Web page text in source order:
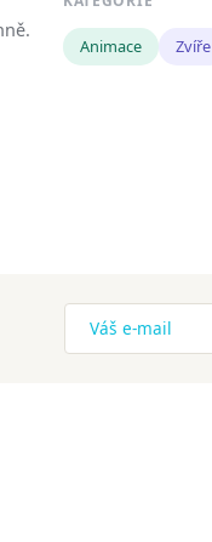
Animace Zvíře